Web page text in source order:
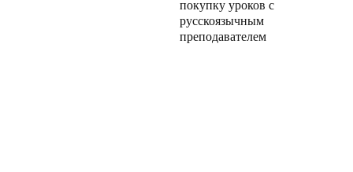
покупку уроков с
русскоязычным
преподавателем